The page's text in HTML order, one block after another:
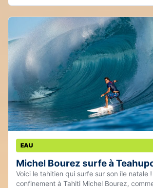
EAU
Michel Bourez surfe à
Voici le tahitien qui surfe sur son île natale !
confinement à Tahiti Michel Bourez,